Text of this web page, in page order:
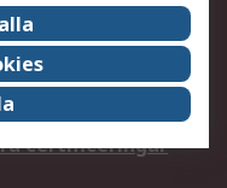
Centre
certificeringar